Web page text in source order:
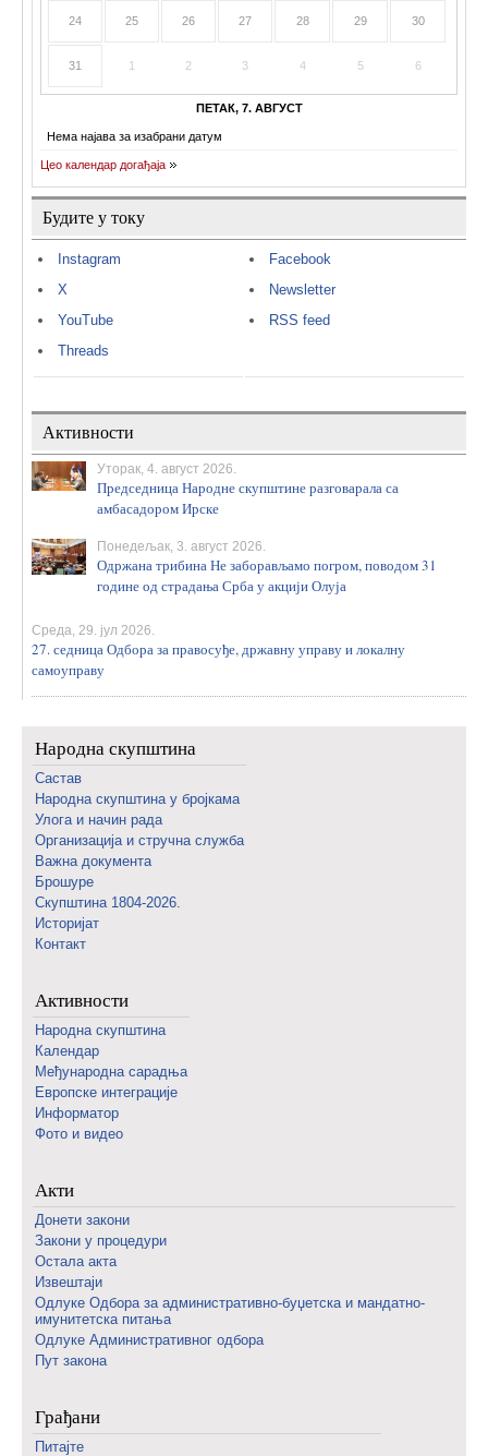
24 25 26 27 28 29 30
31 1 2 3 4 5 6
ПЕТАК, 7. АВГУСТ
Нема најава за изабрани датум
Цео календар догађаја
Будите у току
Instagram
X
YouTube
Threads
Facebook
Newsletter
RSS feed
Активности
Уторак, 4. август 2026.
Председница Народне скупштине разговарала са
амбасадором Ирске
Понедељак, 3. август 2026.
Одржана трибина Не заборављамо погром, поводом 31
године од страдања Срба у акцији Олуја
Среда, 29. јул 2026.
27. седница Одбора за правосуђе, државну управу и локалну
самоуправу
Народна скупштина
Састав
Народна скупштина у бројкама
Улога и начин рада
Организација и стручна служба
Важна документа
Брошуре
Скупштина 1804-2026.
Историјат
Контакт
Активности
Народна скупштина
Календар
Међународна сарадња
Европске интеграције
Информатор
Фото и видео
Акти
Донети закони
Закони у процедури
Остала акта
Извештаји
Одлуке Одбора за административно-буџетска и мандатно-
имунитетска питања
Одлуке Административног одбора
Пут закона
Грађани
Питајте